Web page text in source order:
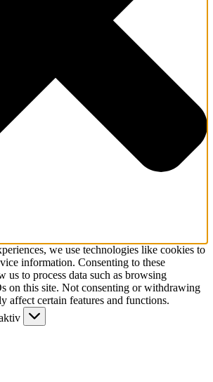
we use technologies like cookies to
information. Consenting to these
us to process data such as browsing
on this site. Not consenting or withdrawing
affect certain features and functions.